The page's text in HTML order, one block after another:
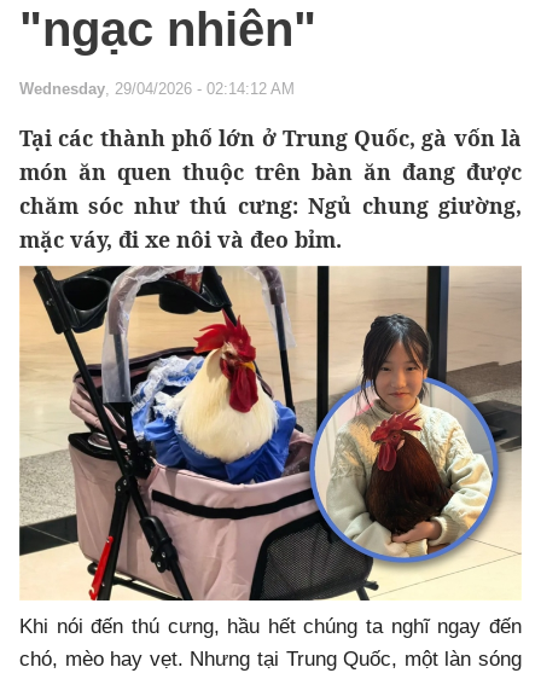
"ngạc nhiên"
Wednesday, 29/04/2026 - 02:14:12 AM
Tại các thành phố lớn ở Trung Quốc, gà vốn là
món ăn quen thuộc trên bàn ăn đang được
chăm sóc như thú cưng: Ngủ chung giường,
mặc váy, đi xe nôi và đeo bỉm.
Khi nói đến thú cưng, hầu hết chúng ta nghĩ ngay đến
chó, mèo hay vẹt. Nhưng tại Trung Quốc, một làn sóng